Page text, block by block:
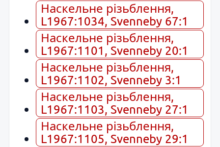
Наскельне різьблення,
L1967:1034, Svenneby 67:1
Наскельне різьблення,
L1967:1101, Svenneby 20:1
Наскельне різьблення,
L1967:1102, Svenneby 3:1
Наскельне різьблення,
L1967:1103, Svenneby 27:1
Наскельне різьблення,
L1967:1105, Svenneby 29:1